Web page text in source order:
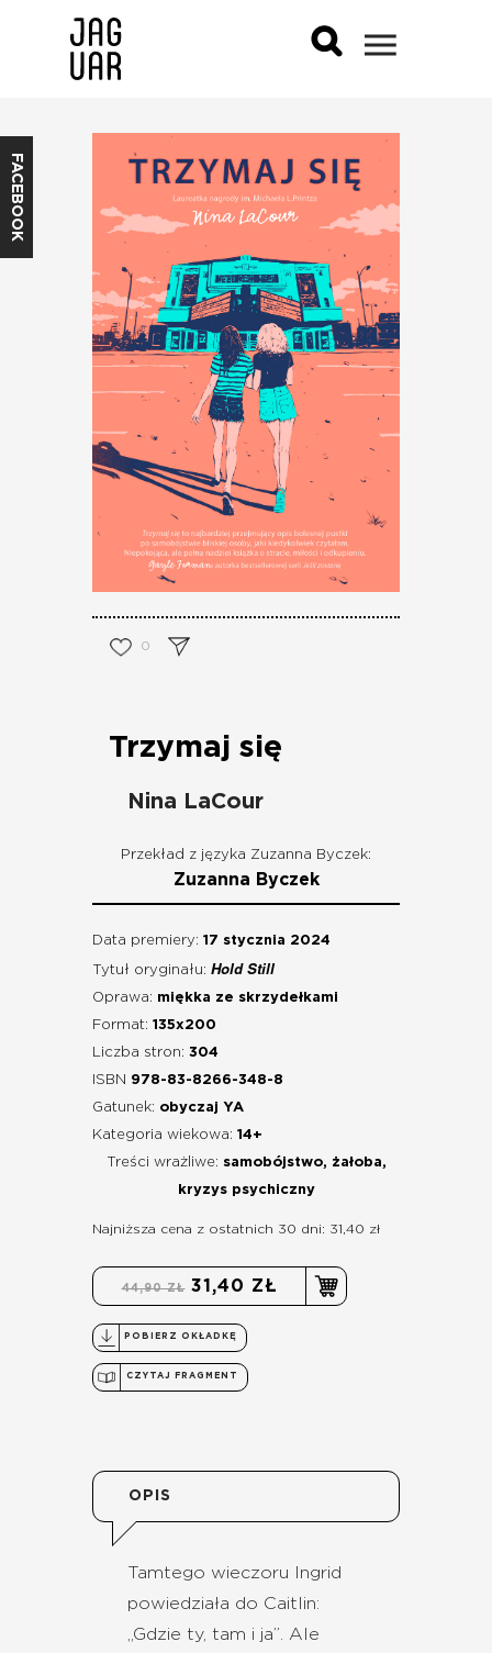
FACEBOOK
0
Trzymaj się
Nina LaCour
Przekład z języka Zuzanna Byczek:
Zuzanna Byczek
Data premiery: 17 stycznia 2024
Tytuł oryginału: Hold Still
Oprawa: miękka ze skrzydełkami
Format: 135x200
Liczba stron: 304
ISBN 978-83-8266-348-8
Gatunek: obyczaj YA
Kategoria wiekowa: 14+
Treści wrażliwe: samobójstwo, żałoba,
kryzys psychiczny
Najniższa cena z ostatnich 30 dni: 31,40 zł
44,90 ZŁ 31,40 ZŁ
POBIERZ OKŁADKĘ
CZYTAJ FRAGMENT
OPIS
Tamtego wieczoru Ingrid
powiedziała do Caitlin:
„Gdzie ty, tam i ja”. Ale